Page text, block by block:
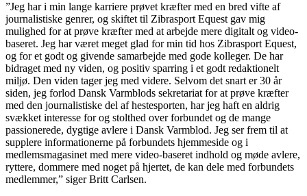
”Jeg har i min lange karriere prøvet kræfter med en bred vifte af
journalistiske genrer, og skiftet til Zibrasport Equest gav mig
mulighed for at prøve kræfter med at arbejde mere digitalt og video-
baseret. Jeg har været meget glad for min tid hos Zibrasport Equest,
og for et godt og givende samarbejde med gode kolleger. De har
bidraget med ny viden, og positiv sparring i et godt redaktionelt
miljø. Den viden tager jeg med videre. Selvom det snart er 30 år
siden, jeg forlod Dansk Varmblods sekretariat for at prøve kræfter
med den journalistiske del af hestesporten, har jeg haft en aldrig
svækket interesse for og stolthed over forbundet og de mange
passionerede, dygtige avlere i Dansk Varmblod. Jeg ser frem til at
supplere informationerne på forbundets hjemmeside og i
medlemsmagasinet med mere video-baseret indhold og møde avlere,
ryttere, dommere med noget på hjertet, de kan dele med forbundets
medlemmer,” siger Britt Carlsen.